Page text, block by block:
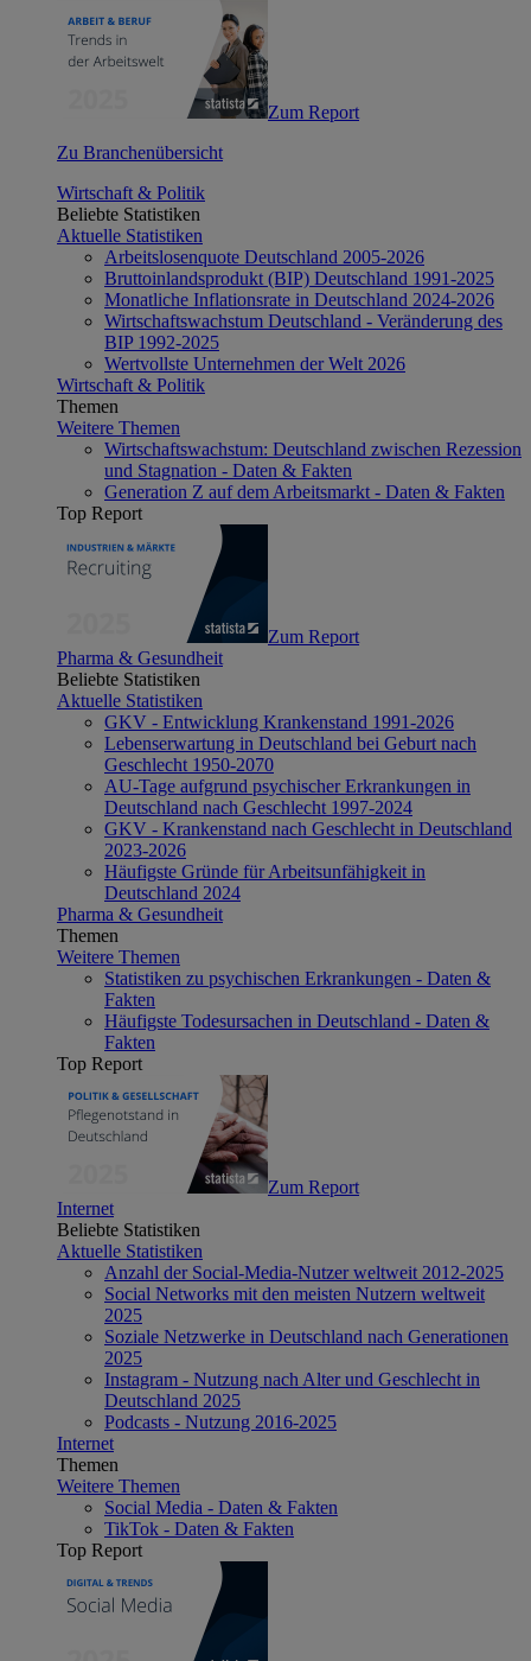
Zum Report
Zu Branchenübersicht
Wirtschaft & Politik
Beliebte Statistiken
Aktuelle Statistiken
Arbeitslosenquote Deutschland 2005-2026
Bruttoinlandsprodukt (BIP) Deutschland 1991-2025
Monatliche Inflationsrate in Deutschland 2024-2026
Wirtschaftswachstum Deutschland - Veränderung des
BIP 1992-2025
Wertvollste Unternehmen der Welt 2026
Wirtschaft & Politik
Themen
Weitere Themen
Wirtschaftswachstum: Deutschland zwischen Rezession
und Stagnation - Daten & Fakten
Generation Z auf dem Arbeitsmarkt - Daten & Fakten
Top Report
Zum Report
Pharma & Gesundheit
Beliebte Statistiken
Aktuelle Statistiken
GKV - Entwicklung Krankenstand 1991-2026
Lebenserwartung in Deutschland bei Geburt nach
Geschlecht 1950-2070
AU-Tage aufgrund psychischer Erkrankungen in
Deutschland nach Geschlecht 1997-2024
GKV - Krankenstand nach Geschlecht in Deutschland
2023-2026
Häufigste Gründe für Arbeitsunfähigkeit in
Deutschland 2024
Pharma & Gesundheit
Themen
Weitere Themen
Statistiken zu psychischen Erkrankungen - Daten &
Fakten
Häufigste Todesursachen in Deutschland - Daten &
Fakten
Top Report
Zum Report
Internet
Beliebte Statistiken
Aktuelle Statistiken
Anzahl der Social-Media-Nutzer weltweit 2012-2025
Social Networks mit den meisten Nutzern weltweit
2025
Soziale Netzwerke in Deutschland nach Generationen
2025
Instagram - Nutzung nach Alter und Geschlecht in
Deutschland 2025
Podcasts - Nutzung 2016-2025
Internet
Themen
Weitere Themen
Social Media - Daten & Fakten
TikTok - Daten & Fakten
Top Report